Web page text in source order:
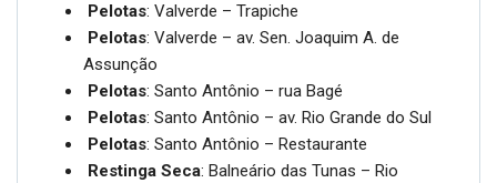
Pelotas: Valverde – Trapiche
Pelotas: Valverde – av. Sen. Joaquim A. de
Assunção
Pelotas: Santo Antônio – rua Bagé
Pelotas: Santo Antônio – av. Rio Grande do Sul
Pelotas: Santo Antônio – Restaurante
Restinga Seca: Balneário das Tunas – Rio